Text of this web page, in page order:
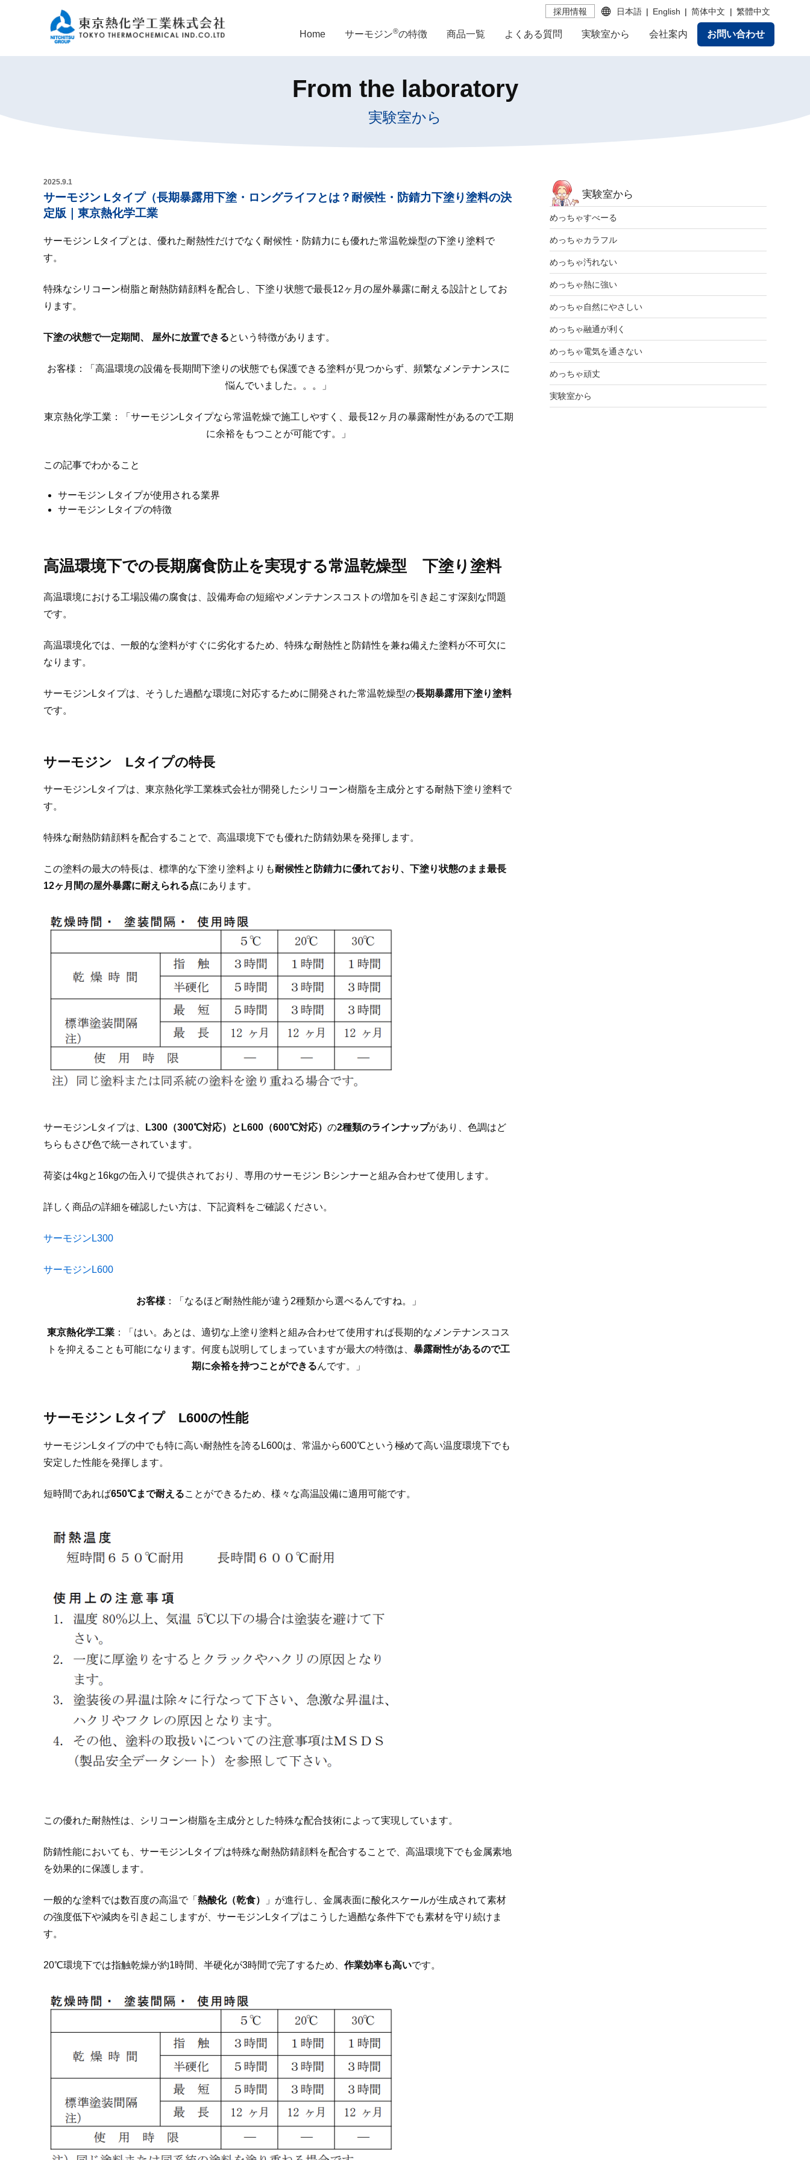
採用情報 日本語 English 简体中文 繁體中文
Home サーモジン®の特徴 商品一覧 よくある質問 実験室から 会社案内 お問い合わせ
From the laboratory
実験室から
2025.9.1
サーモジン Lタイプ（長期暴露用下塗・ロングライフとは？耐候性・防錆力下塗り塗料の決
定版｜東京熱化学工業
サーモジン Lタイプとは、優れた耐熱性だけでなく耐候性・防錆力にも優れた常温乾燥型の下塗り塗料で
す。
特殊なシリコーン樹脂と耐熱防錆顔料を配合し、下塗り状態で最長12ヶ月の屋外暴露に耐える設計としてお
ります。
下塗の状態で一定期間、 屋外に放置できるという特徴があります。
お客様：「高温環境の設備を長期間下塗りの状態でも保護できる塗料が見つからず、頻繁なメンテナンスに
悩んでいました。。。」
東京熱化学工業：「サーモジンLタイプなら常温乾燥で施工しやすく、最長12ヶ月の暴露耐性があるので工期
に余裕をもつことが可能です。」
この記事でわかること
サーモジン Lタイプが使用される業界
サーモジン Lタイプの特徴
高温環境下での長期腐食防止を実現する常温乾燥型 下塗り塗料
高温環境における工場設備の腐食は、設備寿命の短縮やメンテナンスコストの増加を引き起こす深刻な問題
です。
高温環境化では、一般的な塗料がすぐに劣化するため、特殊な耐熱性と防錆性を兼ね備えた塗料が不可欠に
なります。
サーモジンLタイプは、そうした過酷な環境に対応するために開発された常温乾燥型の長期暴露用下塗り塗料
です。
サーモジン Lタイプの特長
サーモジンLタイプは、東京熱化学工業株式会社が開発したシリコーン樹脂を主成分とする耐熱下塗り塗料で
す。
特殊な耐熱防錆顔料を配合することで、高温環境下でも優れた防錆効果を発揮します。
この塗料の最大の特長は、標準的な下塗り塗料よりも耐候性と防錆力に優れており、下塗り状態のまま最長
12ヶ月間の屋外暴露に耐えられる点にあります。
サーモジンLタイプは、 L300（300℃対応）とL600（600℃対応） の2種類のラインナップがあり、色調はど
ちらもさび色で統一されています。
荷姿は4kgと16kgの缶入りで提供されており、専用のサーモジン Bシンナーと組み合わせて使用します。
詳しく商品の詳細を確認したい方は、下記資料をご確認ください。
サーモジンL300
サーモジンL600
お客様：「なるほど耐熱性能が違う2種類から選べるんですね。」
東京熱化学工業 ：「はい。あとは、適切な上塗り塗料と組み合わせて使用すれば長期的なメンテナンスコス
トを抑えることも可能になります。何度も説明してしまっていますが最大の特徴は、 暴露耐性があるので工
期に余裕を持つことができるんです。」
サーモジン Lタイプ L600の性能
サーモジンLタイプの中でも特に高い耐熱性を誇るL600は、常温から600℃という極めて高い温度環境下でも
安定した性能を発揮します。
短時間であれば650℃まで耐えることができるため、様々な高温設備に適用可能です。
この優れた耐熱性は、シリコーン樹脂を主成分とした特殊な配合技術によって実現しています。
防錆性能においても、サーモジンLタイプは特殊な耐熱防錆顔料を配合することで、高温環境下でも金属素地
を効果的に保護します。
一般的な塗料では数百度の高温で「 熱酸化（乾食）
」が進行し、金属表面に酸化スケールが生成されて素材
の強度低下や減肉を引き起こしますが、サーモジンLタイプはこうした過酷な条件下でも素材を守り続けま
す。
20℃環境下では指触乾燥が約1時間、半硬化が3時間で完了するため、 作業効率も高いです。
実験室から
めっちゃすべーる
めっちゃカラフル
めっちゃ汚れない
めっちゃ熱に強い
めっちゃ自然にやさしい
めっちゃ融通が利く
めっちゃ電気を通さない
めっちゃ頑丈
実験室から